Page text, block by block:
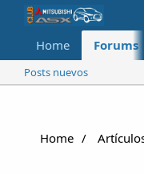
Home Forums
Posts nuevos
Home